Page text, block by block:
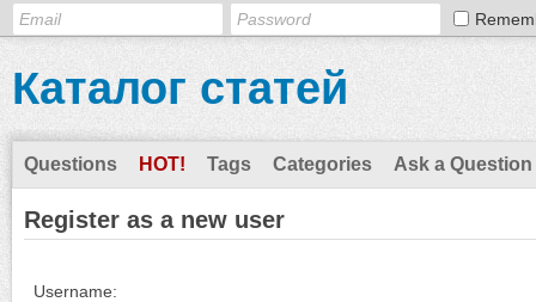
Каталог статей
Questions HOT! Tags Categories Ask a Question
Register as a new user
Username: